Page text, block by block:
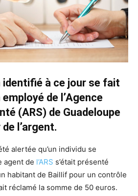
identifié à ce jour se fait
de l’Agence
(ARS) de Guadeloupe
l’argent.
alertée qu’un individu se
agent de l’ARS s’était présenté
habitant de Baillif pour un contrôle
réclamé la somme de 50 euros.